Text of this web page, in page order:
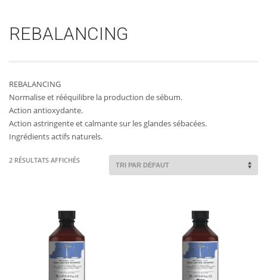
REBALANCING
REBALANCING
Normalise et rééquilibre la production de sébum.
Action antioxydante.
Action astringente et calmante sur les glandes sébacées.
Ingrédients actifs naturels.
2 RÉSULTATS AFFICHÉS
AJOUTER AU
PANIER
PLUS
D'INFOS